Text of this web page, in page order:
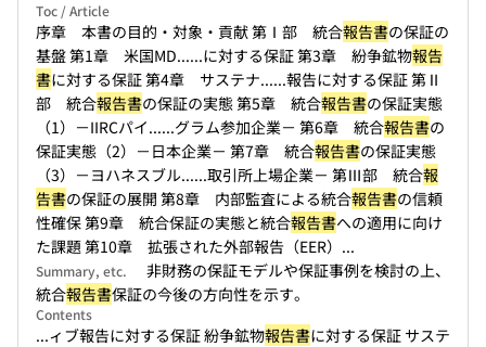
Toc / Article
序章 本書の目的・対象・貢献 第Ⅰ部 統合報告書の保証の
基盤 第1章 米国MD......に対する保証 第3章 紛争鉱物報告
書に対する保証 第4章 サステナ......報告に対する保証 第Ⅱ
部 統合報告書の保証の実態 第5章 統合報告書の保証実態
（1）－IIRCパイ......グラム参加企業－ 第6章 統合報告書の
保証実態（2）－日本企業－ 第7章 統合報告書の保証実態
（3）－ヨハネスブル......取引所上場企業－ 第Ⅲ部 統合報
告書の保証の展開 第8章 内部監査による統合報告書の信頼
性確保 第9章 統合保証の実態と統合報告書への適用に向け
た課題 第10章 拡張された外部報告（EER）...
Summary, etc.
非財務の保証モデルや保証事例を検討の上、
統合報告書保証の今後の方向性を示す。
Contents
...ィブ報告に対する保証 紛争鉱物報告書に対する保証 サステ